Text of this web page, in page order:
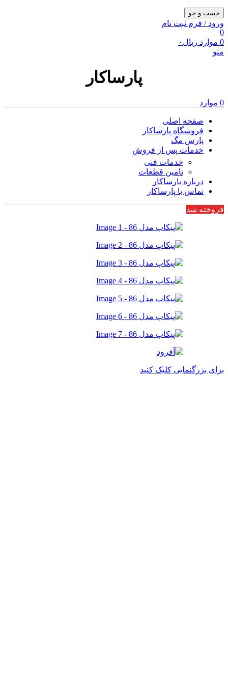
جست و جو
ورود / فرم ثبت نام
0
0 موارد ریال ۰
منو
پارساکار
0 موارد
صفحه اصلی
فروشگاه پارساکار
پارس مگ
خدمات پس از فروش
خدمات فنی
تامین قطعات
درباره پارساکار
تماس با پارساکار
فروخته شد
برای بزرگنمایی کلیک کنید